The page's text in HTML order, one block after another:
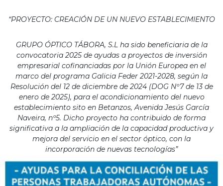
“PROYECTO: CREACIÓN DE UN NUEVO ESTABLECIMIENTO
GRUPO ÓPTICO TÁBORA, S.L ha sido beneficiaria de la
convocatoria 2025 de ayudas a proyectos de inversión
empresarial cofinanciadas por la Unión Europea en el
marco del programa Galicia Feder 2021-2028, según la
Resolución del 12 de diciembre de 2024 (DOG Nº7 de 13 de
enero de 2025), para el acondicionamiento del nuevo
establecimiento sito en Betanzos, Avenida Jesús García
Naveira, nº5. Dicho proyecto ha contribuido de forma
significativa a la ampliación de la capacidad productiva y
mejora del servicio en el sector óptico, con la
incorporación de nuevas tecnologías”